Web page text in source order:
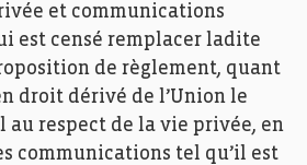
et communications
est censé remplacer ladite
de règlement, quant
droit dérivé de l’Union le
respect de la vie privée, en
communications tel qu’il est